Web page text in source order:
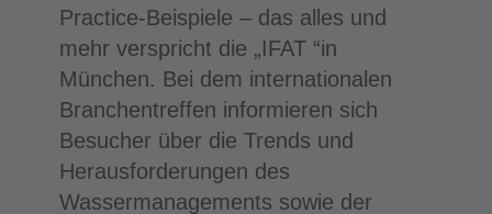
Practice-Beispiele – das alles und
mehr verspricht die „IFAT “in
München. Bei dem internationalen
Branchentreffen informieren sich
Besucher über die Trends und
Herausforderungen des
Wassermanagements sowie der